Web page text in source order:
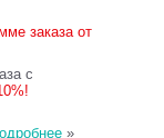
заказа от
с
»